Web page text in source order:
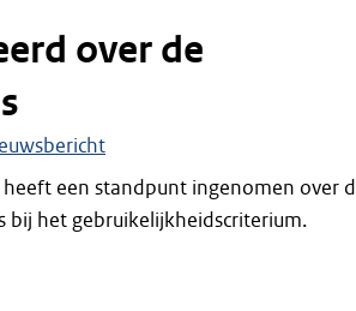
over de
een standpunt ingenomen over
bij het gebruikelijkheidscriterium.